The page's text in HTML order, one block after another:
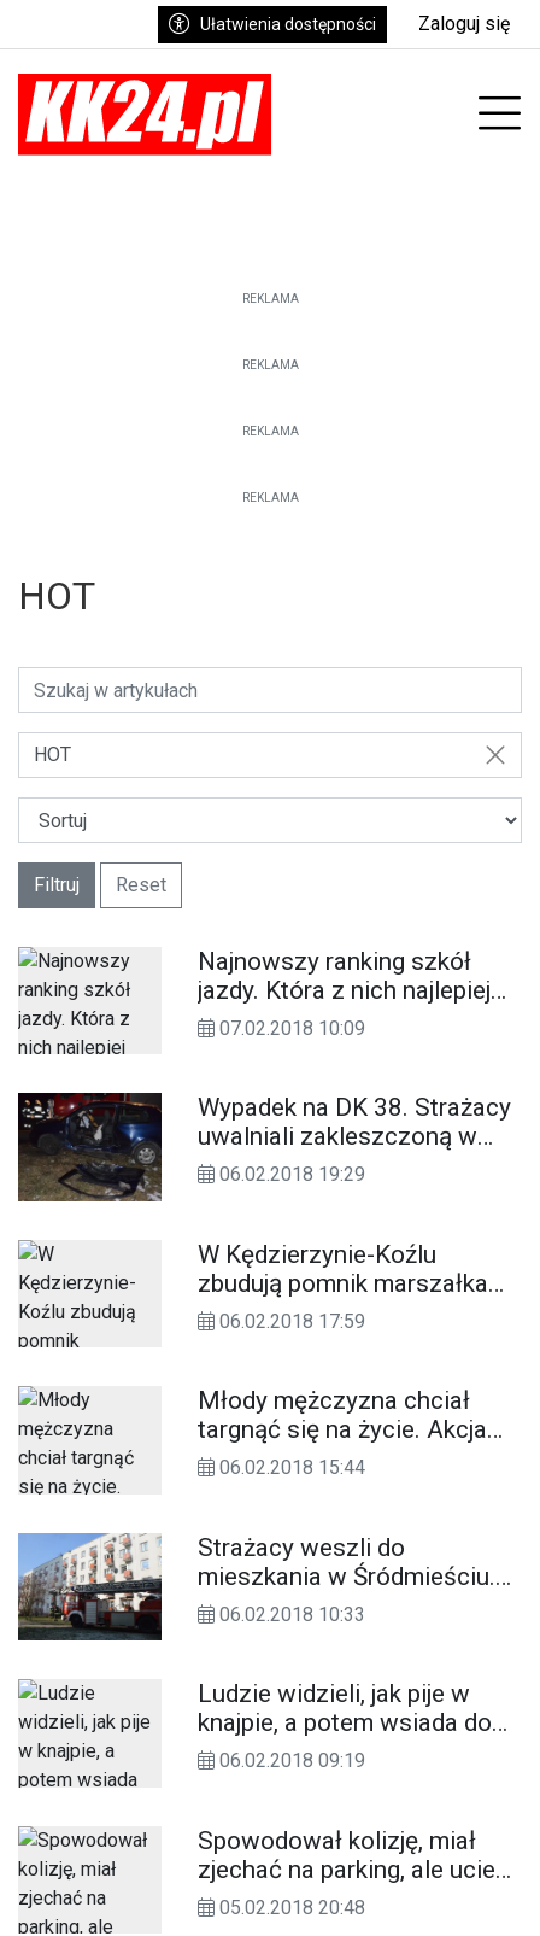
Ułatwienia dostępności Zaloguj się
REKLAMA
REKLAMA
REKLAMA
REKLAMA
HOT
HOT
Filtruj Reset
Najnowszy ranking szkół
jazdy. Która z nich najlepiej
przygotowuje do egzaminu?
07.02.2018 10:09
Wypadek na DK 38. Strażacy
uwalniali zakleszczoną w
pojeździe kobietę. ZDJĘCIA
06.02.2018 19:29
W Kędzierzynie-Koźlu
zbudują pomnik marszałka
Piłsudskiego. Będzie gotowy
06.02.2018 17:59
Młody mężczyzna chciał
targnąć się na życie. Akcja
służb ratunkowych na
06.02.2018 15:44
Strażacy weszli do
mieszkania w Śródmieściu.
W środku znaleźli ciało
06.02.2018 10:33
Ludzie widzieli, jak pije w
knajpie, a potem wsiada do
auta. Wezwali policję
06.02.2018 09:19
Spowodował kolizję, miał
zjechać na parking, ale uciekł.
Czytelnik prosi o pomoc
05.02.2018 20:48